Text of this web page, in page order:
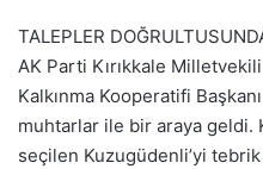
TALEPLER
AK Parti Kırıkkale
Kalkınma Kooperatifi
muhtarlar ile bir araya geldi.
seçilen Kuzugüdenli’yi